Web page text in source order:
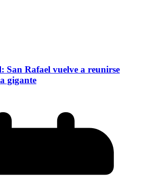
Rafael vuelve a reunirse
gigante